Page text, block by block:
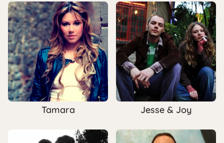
Tamara Jesse & Joy